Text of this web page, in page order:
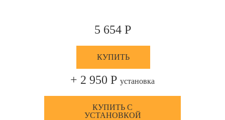
5 654 Р
КУПИТЬ
+ 2 950 Р установка
КУПИТЬ С
УСТАНОВКОЙ